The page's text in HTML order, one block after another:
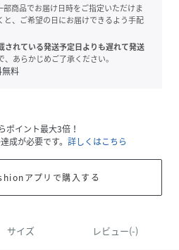
商品でお届け日時をご指定いただけま
と、ご希望の日にお届けできるよう手配
れている発送予定日よりも遅れて発送
あらかじめご了承ください。
料
ポイント最大3倍！
成が必要です。 詳しくはこちら
アプリで購入する
サイズ レビュー(-)